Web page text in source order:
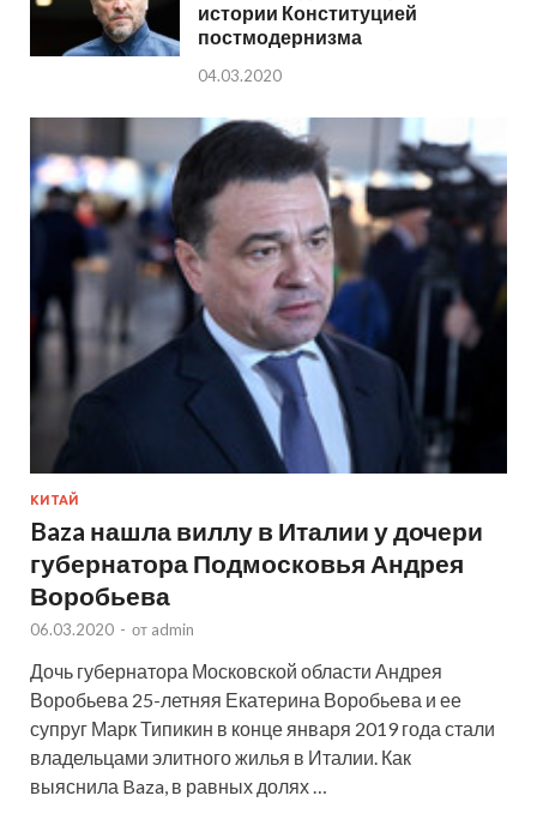
истории Конституцией
постмодернизма
04.03.2020
КИТАЙ
Baza нашла виллу в Италии у дочери
губернатора Подмосковья Андрея
Воробьева
06.03.2020 - от admin
Дочь губернатора Московской области Андрея
Воробьева 25-летняя Екатерина Воробьева и ее
супруг Марк Типикин в конце января 2019 года стали
владельцами элитного жилья в Италии. Как
выяснила Baza, в равных долях …